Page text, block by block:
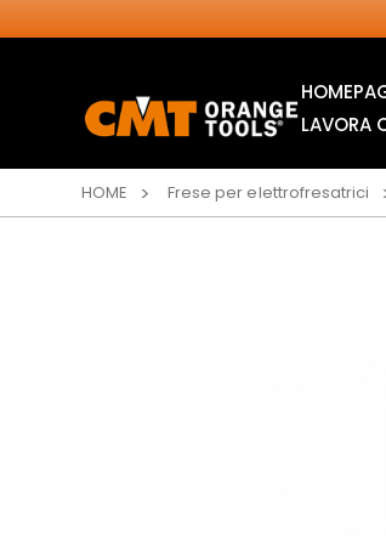
LAVORA
HOME Frese per elettrofresatrici